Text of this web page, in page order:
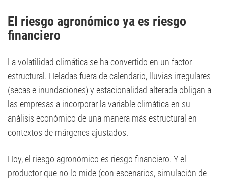
El riesgo agronómico ya es riesgo
financiero
La volatilidad climática se ha convertido en un factor
estructural. Heladas fuera de calendario, lluvias irregulares
(secas e inundaciones) y estacionalidad alterada obligan a
las empresas a incorporar la variable climática en su
análisis económico de una manera más estructural en
contextos de márgenes ajustados.
Hoy, el riesgo agronómico es riesgo financiero. Y el
productor que no lo mide (con escenarios, simulación de